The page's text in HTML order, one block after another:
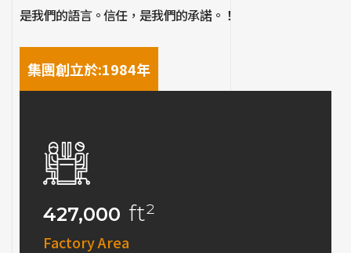
是我們的語言。信任，是我們的承諾。！
427,000 ft²
Factory Area
集團創立於:1984年